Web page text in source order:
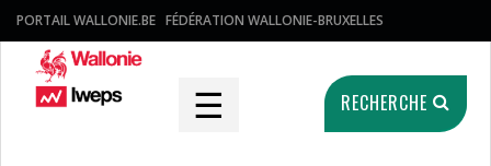
PORTAIL WALLONIE.BE FÉDÉRATION WALLONIE-BRUXELLES
☰ RECHERCHE